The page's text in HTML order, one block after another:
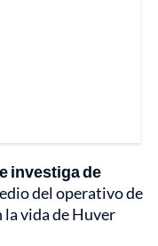
investiga de
del operativo de
la vida de Huver